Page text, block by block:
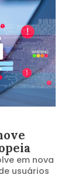
em nova
usuários